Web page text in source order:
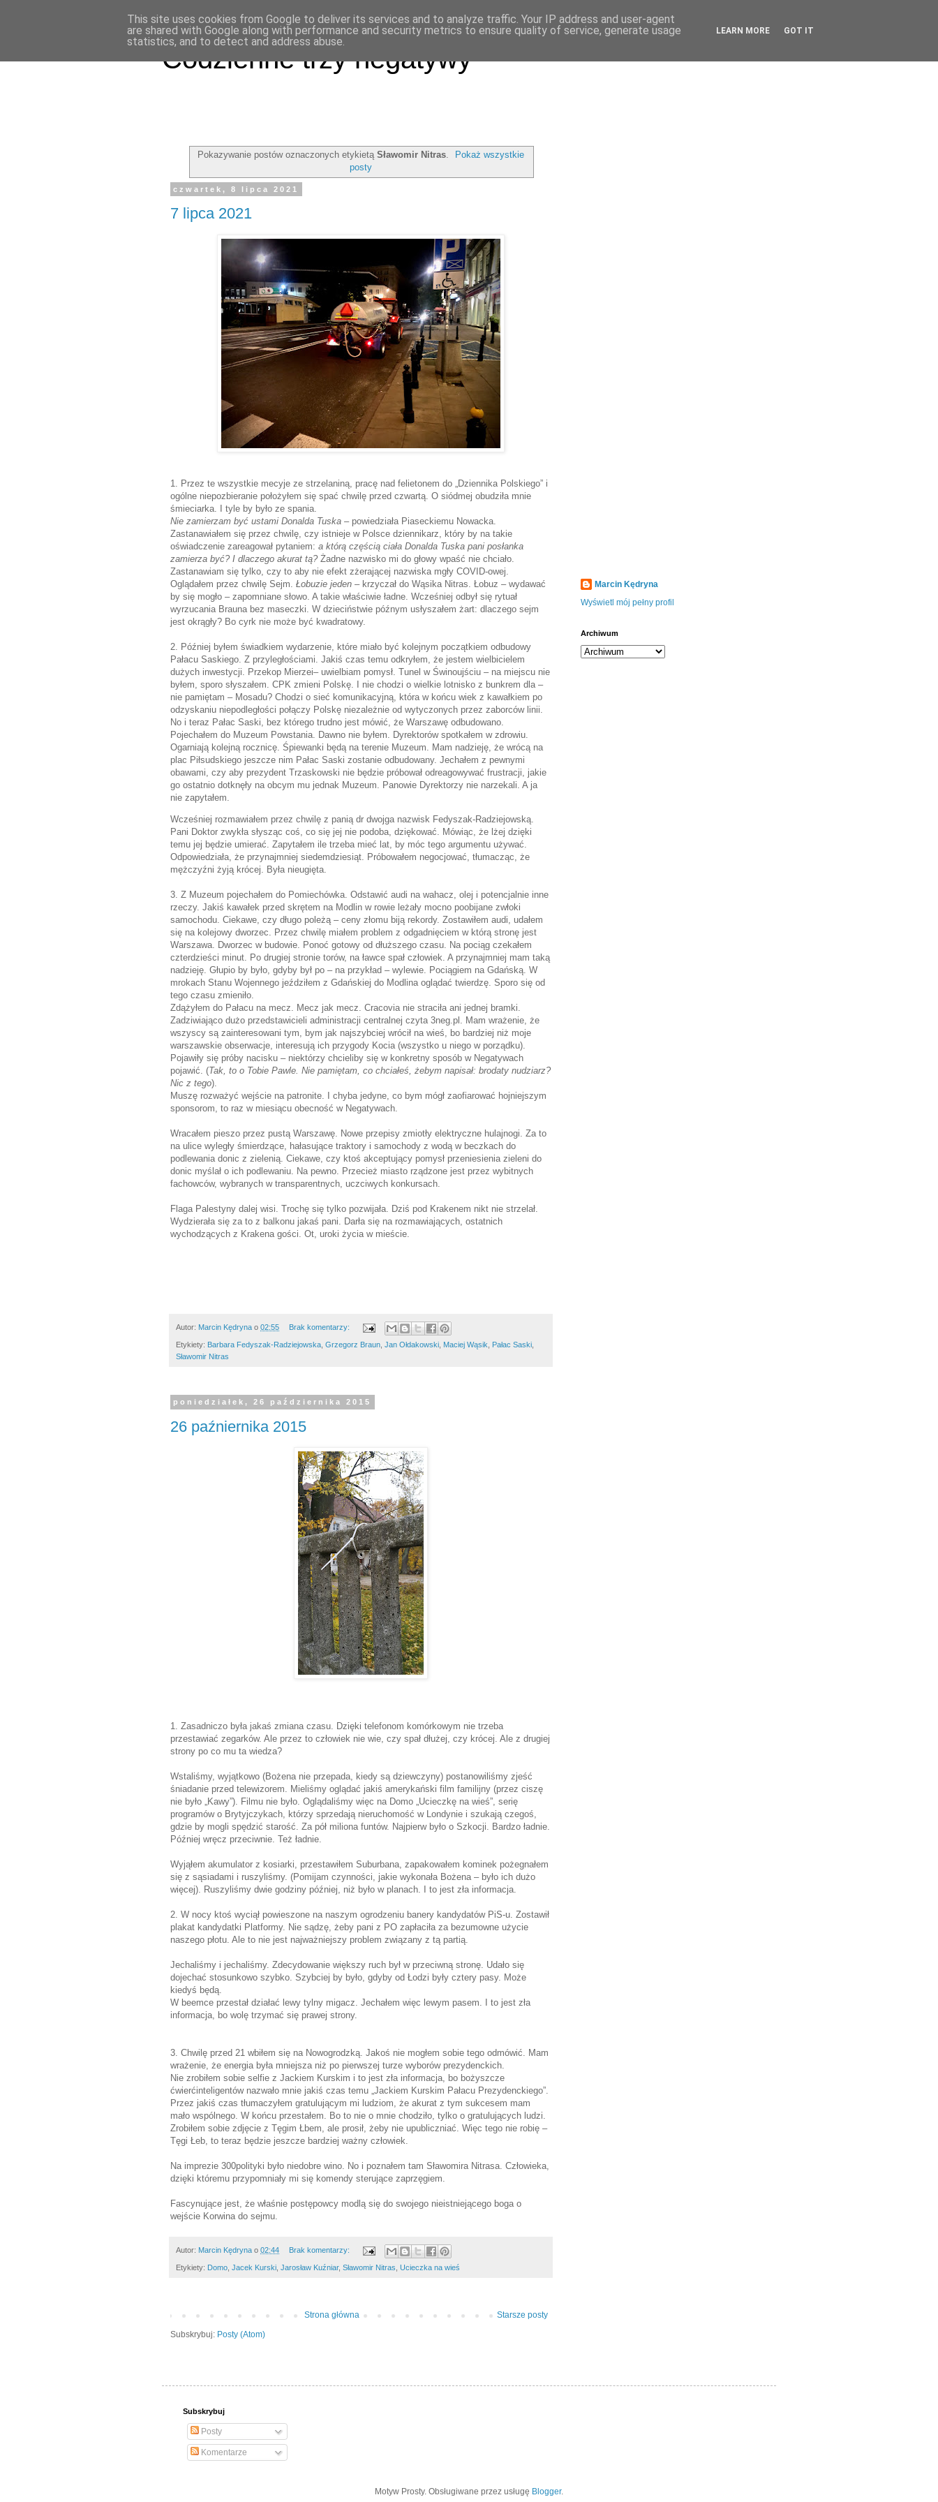
Codzienne trzy negatywy
Pokazywanie postów oznaczonych etykietą Sławomir Nitras.
Pokaż wszystkie
posty
czwartek, 8 lipca 2021
7 lipca 2021
1. Przez te wszystkie mecyje ze strzelaniną, pracę nad felietonem do „Dziennika Polskiego” i
ogólne niepozbieranie położyłem się spać chwilę przed czwartą. O siódmej obudziła mnie
śmieciarka. I tyle by było ze spania.
Nie zamierzam być ustami Donalda Tuska – powiedziała Piaseckiemu Nowacka.
Zastanawiałem się przez chwilę, czy istnieje w Polsce dziennikarz, który by na takie
oświadczenie zareagował pytaniem: a którą częścią ciała Donalda Tuska pani posłanka
zamierza być? I dlaczego akurat tą? Żadne nazwisko mi do głowy wpaść nie chciało.
Zastanawiam się tylko, czy to aby nie efekt zżerającej nazwiska mgły COVID-owej.
Oglądałem przez chwilę Sejm. Łobuzie jeden – krzyczał do Wąsika Nitras. Łobuz – wydawać
by się mogło – zapomniane słowo. A takie właściwie ładne. Wcześniej odbył się rytuał
wyrzucania Brauna bez maseczki. W dzieciństwie późnym usłyszałem żart: dlaczego sejm
jest okrągły? Bo cyrk nie może być kwadratowy.
2. Później byłem świadkiem wydarzenie, które miało być kolejnym początkiem odbudowy
Pałacu Saskiego. Z przyległościami. Jakiś czas temu odkryłem, że jestem wielbicielem
dużych inwestycji. Przekop Mierzei– uwielbiam pomysł. Tunel w Świnoujściu – na miejscu nie
byłem, sporo słyszałem. CPK zmieni Polskę. I nie chodzi o wielkie lotnisko z bunkrem dla –
nie pamiętam – Mosadu? Chodzi o sieć komunikacyjną, która w końcu wiek z kawałkiem po
odzyskaniu niepodległości połączy Polskę niezależnie od wytyczonych przez zaborców linii.
No i teraz Pałac Saski, bez którego trudno jest mówić, że Warszawę odbudowano.
Pojechałem do Muzeum Powstania. Dawno nie byłem. Dyrektorów spotkałem w zdrowiu.
Ogarniają kolejną rocznicę. Śpiewanki będą na terenie Muzeum. Mam nadzieję, że wrócą na
plac Piłsudskiego jeszcze nim Pałac Saski zostanie odbudowany. Jechałem z pewnymi
obawami, czy aby prezydent Trzaskowski nie będzie próbował odreagowywać frustracji, jakie
go ostatnio dotknęły na obcym mu jednak Muzeum. Panowie Dyrektorzy nie narzekali. A ja
nie zapytałem.
Wcześniej rozmawiałem przez chwilę z panią dr dwojga nazwisk Fedyszak-Radziejowską.
Pani Doktor zwykła słysząc coś, co się jej nie podoba, dziękować. Mówiąc, że lżej dzięki
temu jej będzie umierać. Zapytałem ile trzeba mieć lat, by móc tego argumentu używać.
Odpowiedziała, że przynajmniej siedemdziesiąt. Próbowałem negocjować, tłumacząc, że
mężczyźni żyją krócej. Była nieugięta.
3. Z Muzeum pojechałem do Pomiechówka. Odstawić audi na wahacz, olej i potencjalnie inne
rzeczy. Jakiś kawałek przed skrętem na Modlin w rowie leżały mocno poobijane zwłoki
samochodu. Ciekawe, czy długo poleżą – ceny złomu biją rekordy. Zostawiłem audi, udałem
się na kolejowy dworzec. Przez chwilę miałem problem z odgadnięciem w którą stronę jest
Warszawa. Dworzec w budowie. Ponoć gotowy od dłuższego czasu. Na pociąg czekałem
czterdzieści minut. Po drugiej stronie torów, na ławce spał człowiek. A przynajmniej mam taką
nadzieję. Głupio by było, gdyby był po – na przykład – wylewie. Pociągiem na Gdańską. W
mrokach Stanu Wojennego jeździłem z Gdańskiej do Modlina oglądać twierdzę. Sporo się od
tego czasu zmieniło.
Zdążyłem do Pałacu na mecz. Mecz jak mecz. Cracovia nie straciła ani jednej bramki.
Zadziwiająco dużo przedstawicieli administracji centralnej czyta 3neg.pl. Mam wrażenie, że
wszyscy są zainteresowani tym, bym jak najszybciej wrócił na wieś, bo bardziej niż moje
warszawskie obserwacje, interesują ich przygody Kocia (wszystko u niego w porządku).
Pojawiły się próby nacisku – niektórzy chcieliby się w konkretny sposób w Negatywach
pojawić. (Tak, to o Tobie Pawle. Nie pamiętam, co chciałeś, żebym napisał: brodaty nudziarz?
Nic z tego).
Muszę rozważyć wejście na patronite. I chyba jedyne, co bym mógł zaofiarować hojniejszym
sponsorom, to raz w miesiącu obecność w Negatywach.
Wracałem pieszo przez pustą Warszawę. Nowe przepisy zmiotły elektryczne hulajnogi. Za to
na ulice wyległy śmierdzące, hałasujące traktory i samochody z wodą w beczkach do
podlewania donic z zielenią. Ciekawe, czy ktoś akceptujący pomysł przeniesienia zieleni do
donic myślał o ich podlewaniu. Na pewno. Przecież miasto rządzone jest przez wybitnych
fachowców, wybranych w transparentnych, uczciwych konkursach.
Flaga Palestyny dalej wisi. Trochę się tylko pozwijała. Dziś pod Krakenem nikt nie strzelał.
Wydzierała się za to z balkonu jakaś pani. Darła się na rozmawiających, ostatnich
wychodzących z Krakena gości. Ot, uroki życia w mieście.
Autor: Marcin Kędryna o 02:55 Brak komentarzy:
Etykiety: Barbara Fedyszak-Radziejowska Grzegorz Braun Jan Ołdakowski Maciej Wąsik Pałac Saski
Sławomir Nitras
poniedziałek, 26 października 2015
26 paźniernika 2015
1. Zasadniczo była jakaś zmiana czasu. Dzięki telefonom komórkowym nie trzeba
przestawiać zegarków. Ale przez to człowiek nie wie, czy spał dłużej, czy krócej. Ale z drugiej
strony po co mu ta wiedza?
Wstaliśmy, wyjątkowo (Bożena nie przepada, kiedy są dziewczyny) postanowiliśmy zjeść
śniadanie przed telewizorem. Mieliśmy oglądać jakiś amerykański film familijny (przez ciszę
nie było „Kawy”). Filmu nie było. Oglądaliśmy więc na Domo „Ucieczkę na wieś”, serię
programów o Brytyjczykach, którzy sprzedają nieruchomość w Londynie i szukają czegoś,
gdzie by mogli spędzić starość. Za pół miliona funtów. Najpierw było o Szkocji. Bardzo ładnie.
Później wręcz przeciwnie. Też ładnie.
Wyjąłem akumulator z kosiarki, przestawiłem Suburbana, zapakowałem kominek pożegnałem
się z sąsiadami i ruszyliśmy. (Pomijam czynności, jakie wykonała Bożena – było ich dużo
więcej). Ruszyliśmy dwie godziny później, niż było w planach. I to jest zła informacja.
2. W nocy ktoś wyciął powieszone na naszym ogrodzeniu banery kandydatów PiS-u. Zostawił
plakat kandydatki Platformy. Nie sądzę, żeby pani z PO zapłaciła za bezumowne użycie
naszego płotu. Ale to nie jest najważniejszy problem związany z tą partią.
Jechaliśmy i jechaliśmy. Zdecydowanie większy ruch był w przeciwną stronę. Udało się
dojechać stosunkowo szybko. Szybciej by było, gdyby od Łodzi były cztery pasy. Może
kiedyś będą.
W beemce przestał działać lewy tylny migacz. Jechałem więc lewym pasem. I to jest zła
informacja, bo wolę trzymać się prawej strony.
3. Chwilę przed 21 wbiłem się na Nowogrodzką. Jakoś nie mogłem sobie tego odmówić. Mam
wrażenie, że energia była mniejsza niż po pierwszej turze wyborów prezydenckich.
Nie zrobiłem sobie selfie z Jackiem Kurskim i to jest zła informacja, bo bożyszcze
ćwierćinteligentów nazwało mnie jakiś czas temu „Jackiem Kurskim Pałacu Prezydenckiego”.
Przez jakiś czas tłumaczyłem gratulującym mi ludziom, że akurat z tym sukcesem mam
mało wspólnego. W końcu przestałem. Bo to nie o mnie chodziło, tylko o gratulujących ludzi.
Zrobiłem sobie zdjęcie z Tęgim Łbem, ale prosił, żeby nie upubliczniać. Więc tego nie robię –
Tęgi Łeb, to teraz będzie jeszcze bardziej ważny człowiek.
Na imprezie 300polityki było niedobre wino. No i poznałem tam Sławomira Nitrasa. Człowieka,
dzięki któremu przypomniały mi się komendy sterujące zaprzęgiem.
Fascynujące jest, że właśnie postępowcy modlą się do swojego nieistniejącego boga o
wejście Korwina do sejmu.
Autor: Marcin Kędryna o 02:44 Brak komentarzy:
Etykiety: Domo Jacek Kurski Jarosław Kuźniar, Sławomir Nitras Ucieczka na wieś
Starsze posty
Strona główna
Subskrybuj: Posty (Atom)
Marcin Kędryna
Wyświetl mój pełny profil
Archiwum
Subskrybuj
Posty
Komentarze
Motyw Prosty. Obsługiwane przez usługę Blogger.
This site uses cookies from Google to deliver its services and to analyze traffic. Your IP address and user-agent
are shared with Google along with performance and security metrics to ensure quality of service, generate usage
statistics, and to detect and address abuse.
LEARN MORE GOT IT